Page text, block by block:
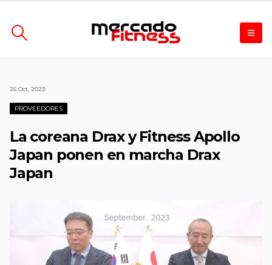
26 Oct, 2023
PROVEEDORES
La coreana Drax y Fitness Apollo
Japan ponen en marcha Drax
Japan